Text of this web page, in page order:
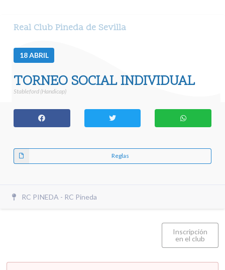
Real Club Pineda de Sevilla
18ABRIL
TORNEO SOCIAL INDIVIDUAL
Stableford (Handicap)
Reglas
RC PINEDA - RC Pineda
Inscripción
en el club